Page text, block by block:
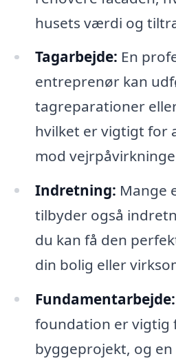
husets værdi og
Tagarbejde: En
entreprenør kan
tagreparationer
hvilket er vigtigt for
mod
Indretning: Mange
tilbyder også
du kan få den
din bolig eller
Fundamentarbejde:
foundation er vigtig
byggeprojekt, og